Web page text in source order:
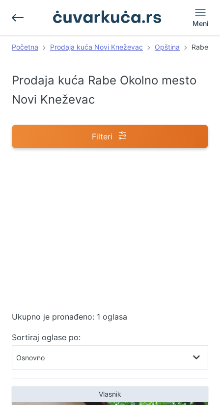
Meni
Početna Prodaja kuća Novi Kneževac Opština Rabe
Prodaja kuća Rabe Okolno mesto
Novi Kneževac
Filteri
Ukupno je pronađeno: 1 oglasa
Sortiraj oglase po:
Vlasnik